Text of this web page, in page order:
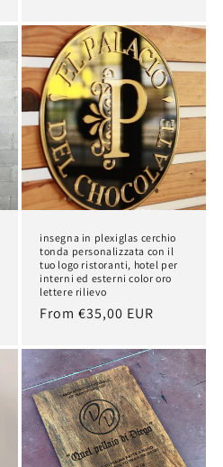
insegna in plexiglas cerchio
tonda personalizzata con il
tuo logo ristoranti, hotel per
interni ed esterni color oro
lettere rilievo
Regular
From €35,00 EUR